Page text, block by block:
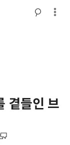
곁들인 브